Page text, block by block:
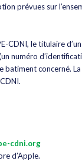
prévues sur
CDNI, le titulaire
numéro
batiment concerné.
cdni.org
d’Apple.